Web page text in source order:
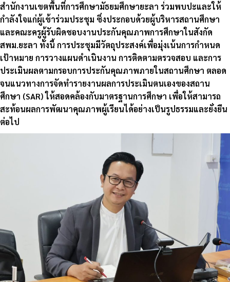
สำนักงานเขตพื้นที่การศึกษามัธยมศึกษายะลา ร่วมพบปะและให้
กำลังใจแก่ผู้เข้าร่วมประชุม ซึ่งประกอบด้วยผู้บริหารสถานศึกษา
และคณะครูผู้รับผิดชอบงานประกันคุณภาพการศึกษาในสังกัด
สพม.ยะลา ทั้งนี้ การประชุมมีวัตถุประสงค์เพื่อมุ่งเน้นการกำหนด
เป้าหมาย การวางแผนดำเนินงาน การติดตามตรวจสอบ และการ
ประเมินผลตามกรอบการประกันคุณภาพภายในสถานศึกษา ตลอด
จนแนวทางการจัดทำรายงานผลการประเมินตนเองของสถาน
ศึกษา (SAR) ให้สอดคล้องกับมาตรฐานการศึกษา เพื่อให้สามารถ
สะท้อนผลการพัฒนาคุณภาพผู้เรียนได้อย่างเป็นรูปธรรมและยั่งยืน
ต่อไป